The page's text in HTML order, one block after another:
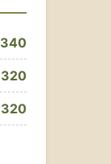
340
320
320